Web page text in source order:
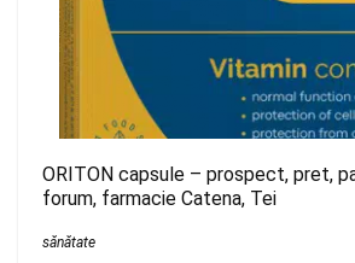
ORITON capsule – prospect, pret,
forum, farmacie Catena, Tei
sănătate